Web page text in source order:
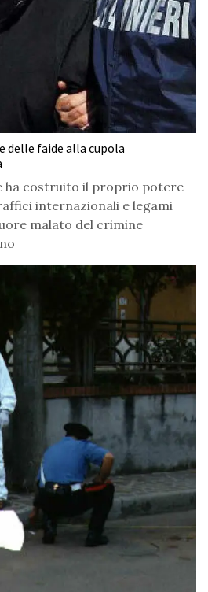
delle faide alla cupola
ha costruito il proprio potere
internazionali e legami
malato del crimine